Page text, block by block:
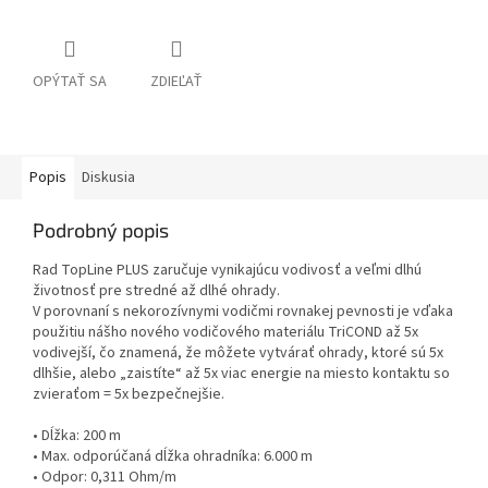
OPÝTAŤ SA ZDIEĽAŤ
Popis Diskusia
Podrobný popis
Rad TopLine PLUS zaručuje vynikajúcu vodivosť a veľmi dlhú
životnosť pre stredné až dlhé ohrady.
V porovnaní s nekorozívnymi vodičmi rovnakej pevnosti je vďaka
použitiu nášho nového vodičového materiálu TriCOND až 5x
vodivejší, čo znamená, že môžete vytvárať ohrady, ktoré sú 5x
dlhšie, alebo „zaistíte“ až 5x viac energie na miesto kontaktu so
zvieraťom = 5x bezpečnejšie.
• Dĺžka: 200 m
• Max. odporúčaná dĺžka ohradníka: 6.000 m
• Odpor: 0,311 Ohm/m